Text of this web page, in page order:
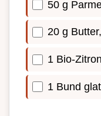
50 g
20 g
1 Bio-
1 Bund